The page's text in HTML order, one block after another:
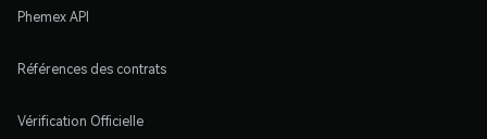
Phemex API
Références des contrats
Vérification Officielle